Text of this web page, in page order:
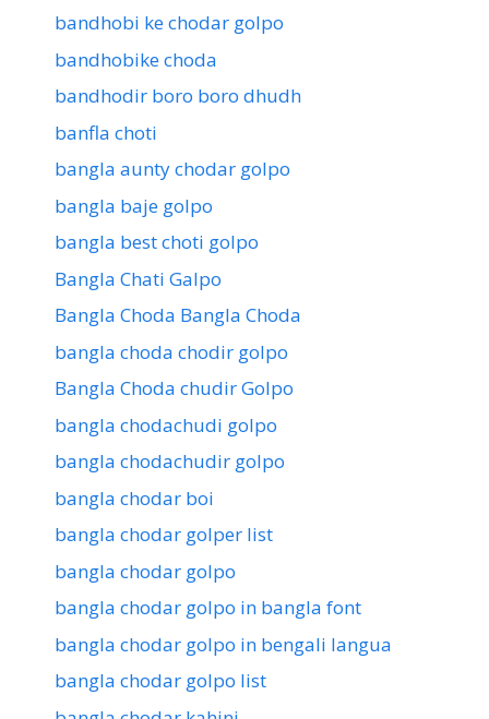
bandhobi ke chodar golpo
bandhobike choda
bandhodir boro boro dhudh
banfla choti
bangla aunty chodar golpo
bangla baje golpo
bangla best choti golpo
Bangla Chati Galpo
Bangla Choda Bangla Choda
bangla choda chodir golpo
Bangla Choda chudir Golpo
bangla chodachudi golpo
bangla chodachudir golpo
bangla chodar boi
bangla chodar golper list
bangla chodar golpo
bangla chodar golpo in bangla font
bangla chodar golpo in bengali langua
bangla chodar golpo list